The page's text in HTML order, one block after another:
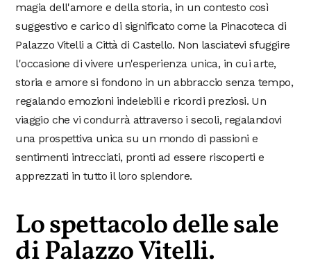
magia dell'amore e della storia, in un contesto così
suggestivo e carico di significato come la Pinacoteca di
Palazzo Vitelli a Città di Castello. Non lasciatevi sfuggire
l'occasione di vivere un'esperienza unica, in cui arte,
storia e amore si fondono in un abbraccio senza tempo,
regalando emozioni indelebili e ricordi preziosi. Un
viaggio che vi condurrà attraverso i secoli, regalandovi
una prospettiva unica su un mondo di passioni e
sentimenti intrecciati, pronti ad essere riscoperti e
apprezzati in tutto il loro splendore.
Lo spettacolo delle sale
di Palazzo Vitelli.